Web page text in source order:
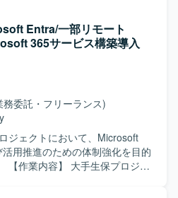
説明、合意形成ができるコミ
の方、タフな状況でも粘り強く
る方、不明点を抱え込まず適
方、本番切替や運用引継ぎ前
て行動できる方を想定してお
フロントとして設計/移行/構築/
での全工程に深く関わることが
ール領域、コラボレーション領
関連技術を横断的に経験でき、
の中でプロジェクトをリカバリ
プを発揮できるポジションで
魅力】
Entraを中心とした最新のク
関わることができるポジショ
新サービス導入の検討・検証
ース環境の構築・運用に深く
重んじる環境の中でスキルを
サ
、Teams、Microsoft Purview
、Vivaエンゲージ
OneDrive、Exchange Online、
サーバー（Active
を利用しています。
や、閉域系とインターネット系
ールシステムの設計標準化を行
アクセス、MFA設計テンプレ
・保持・監査）の標準ポリシ
有や閉域網分離環境との整合設
の設計を行います。 標準運用
権限管理モデル設計、Power
ガバナンス設計、管理者運用ガ
プリセールス支援やヒアリン
提案・案件支援にも携わってい
検討して顧客へ提案し、施策実
Entra/一部リモート
365サービス構築導入
務委託・フリーランス)
ジェクトにおいて、Microsoft
用推進のための体制強化を目的